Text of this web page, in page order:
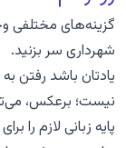
گزینه‌های مختلفی
شهرداری سر بزنید.
یادتان باشد رفتن
نیست؛ برعکس،
پایه زبانی لازم